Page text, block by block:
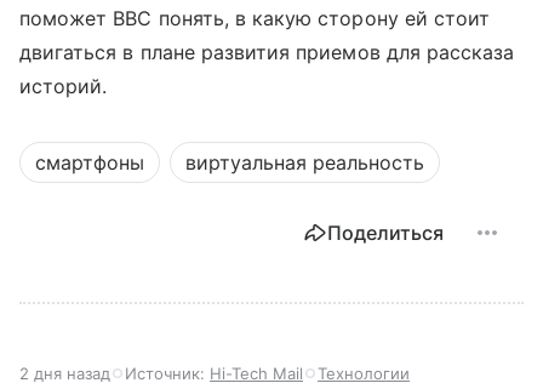
поможет BBC понять, в какую сторону ей стоит
двигаться в плане развития приемов для рассказа
историй.
смартфоны виртуальная реальность
Поделиться
2 дня назад Источник: Hi-Tech Mail Технологии